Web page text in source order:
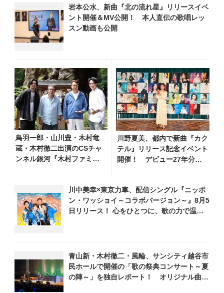
岩本公水、新曲『北の流れ星』リリースイベ
ント開催＆MV公開！ 本人直伝の歌唱レッ
スン動画も公開
鳥羽一郎・山川豊・木村竜
蔵・木村徹二出演のCSチャ
ンネル銀河『木村ファミリ
（土）放送回の収録の模様
を密着レポート！
川野夏美、都内で新曲『カク
テル』リリース記念イベント
開催！ デビュー27年分の
川中美幸×東京力車、配信シングル『ニッポ
ン・ワッショイ～コラボバージョン～』8月5
日リリース！ 心をひとつに、歌の力で温か
青山新・木村徹二・風輪、サンシティ越谷市
民ホールで開催の「歌の祭典コンサート～夏
の陣～」を独自レポート！ オリジナル曲か